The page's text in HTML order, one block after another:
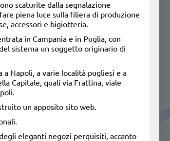
scaturite dalla segnalazione
piena luce sulla filiera di produzione
accessori e bigiotteria.
in Campania e in Puglia, con
sistema un soggetto originario di
Napoli, a varie località pugliesi e a
Capitale, quali via Frattina, viale
un apposito sito web.
eleganti negozi perquisiti, accanto